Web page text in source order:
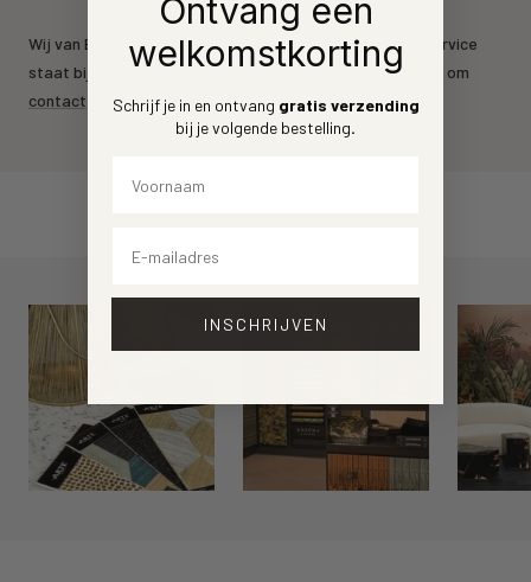
Wij van Behang.nl leveren de mooiste behang merken. Service
staat bij ons voorrop. Heeft u een vraag? Aarzel dan niet om
contact op te nemen.
Ontvang een
welkomstkorting
Schrijf je in en ontvang gratis verzending
bij je volgende bestelling.
INSCHRIJVEN